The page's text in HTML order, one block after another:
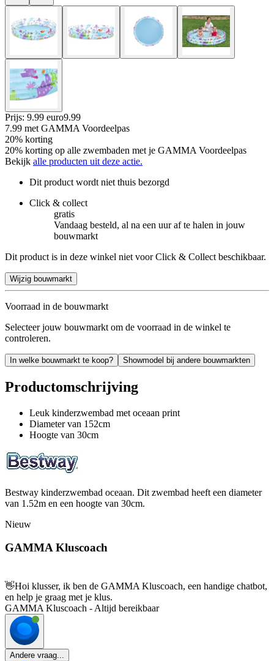
Prijs: 9.99 euro9.99
7.99 met GAMMA Voordeelpas
20% korting
20% korting op alle zwembaden met je GAMMA Voordeelpas
Bekijk alle producten uit deze actie.
Dit product wordt niet thuis bezorgd
Click & collect
gratis
Vandaag besteld, al na een uur af te halen in jouw
bouwmarkt
Dit product is in deze winkel niet voor Click & Collect beschikbaar.
Wijzig bouwmarkt
Voorraad in de bouwmarkt
Selecteer jouw bouwmarkt om de voorraad in de winkel te
controleren.
In welke bouwmarkt te koop? Showmodel bij andere bouwmarkten
Productomschrijving
Leuk kinderzwembad met oceaan print
Diameter van 152cm
Hoogte van 30cm
Bestway kinderzwembad oceaan. Dit zwembad heeft een diameter
van 1.52m en een hoogte van 30cm.
Nieuw
GAMMA Kluscoach
👋Hoi klusser, ik ben de GAMMA Kluscoach, een handige chatbot,
en help je graag met je klus.
GAMMA Kluscoach - Altijd bereikbaar
Andere vraag...